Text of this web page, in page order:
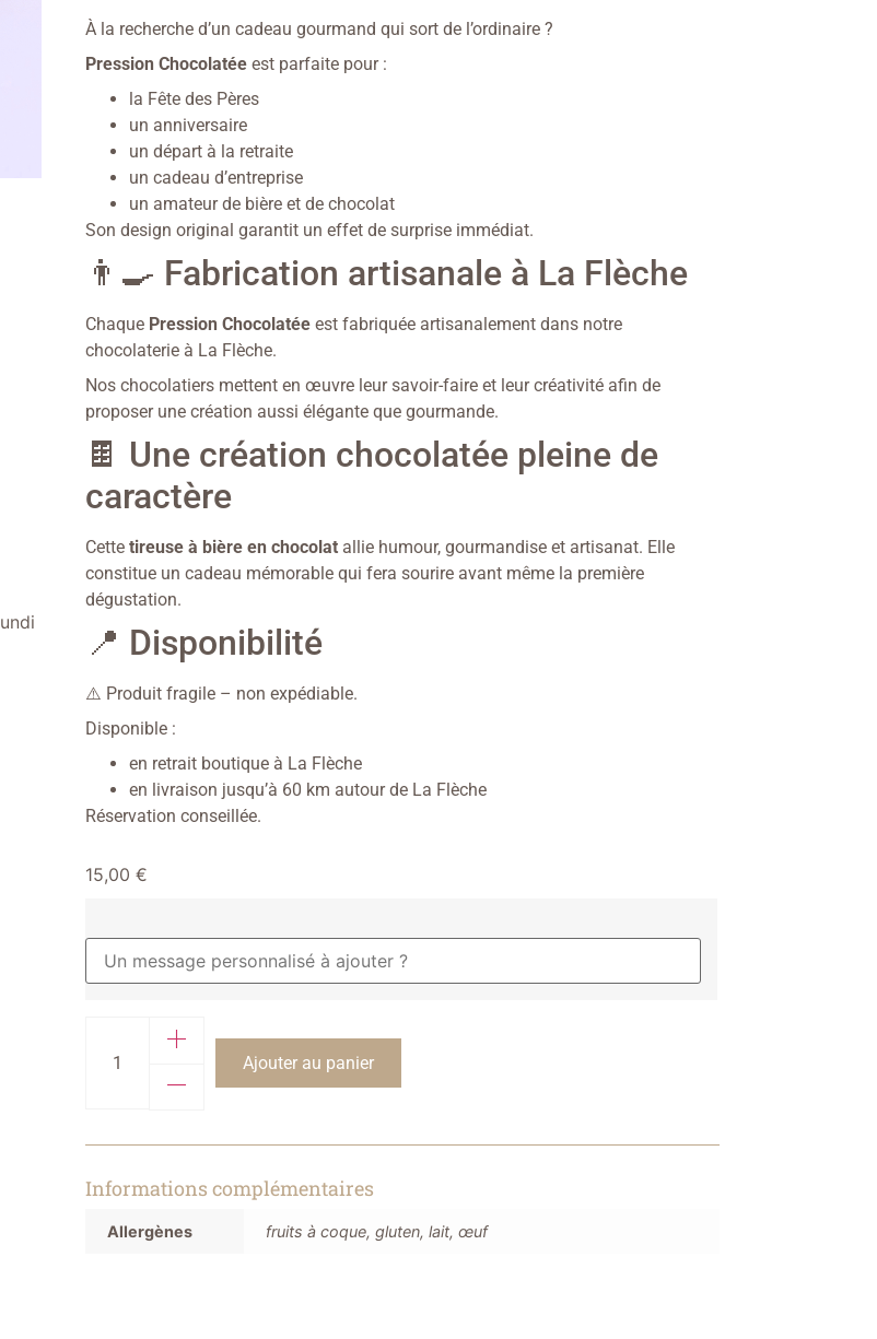
À la recherche d’un cadeau gourmand qui sort de l’ordinaire ?
Pression Chocolatée est parfaite pour :
la Fête des Pères
un anniversaire
un départ à la retraite
un cadeau d’entreprise
un amateur de bière et de chocolat
Son design original garantit un effet de surprise immédiat.
👨‍🍳 Fabrication artisanale à La Flèche
Chaque Pression Chocolatée est fabriquée artisanalement dans notre
chocolaterie à La Flèche.
Nos chocolatiers mettent en œuvre leur savoir-faire et leur créativité afin de
proposer une création aussi élégante que gourmande.
🍫 Une création chocolatée pleine de
caractère
Cette tireuse à bière en chocolat allie humour, gourmandise et artisanat. Elle
constitue un cadeau mémorable qui fera sourire avant même la première
dégustation.
📍 Disponibilité
⚠️ Produit fragile – non expédiable.
Disponible :
en retrait boutique à La Flèche
en livraison jusqu’à 60 km autour de La Flèche
Réservation conseillée.
15,00 €
Ajouter au panier
Informations complémentaires
Allergènes fruits à coque, gluten, lait, œuf